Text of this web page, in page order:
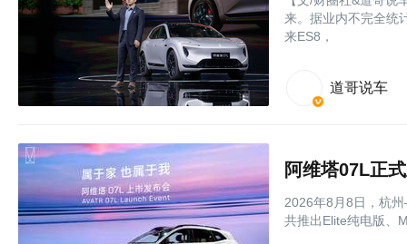
来。据业内不完全统
来ES8，
道哥说车
阿维塔07L正
2026年8月8日，杭
共推出Elite纯电版、